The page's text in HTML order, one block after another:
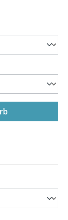
Wert